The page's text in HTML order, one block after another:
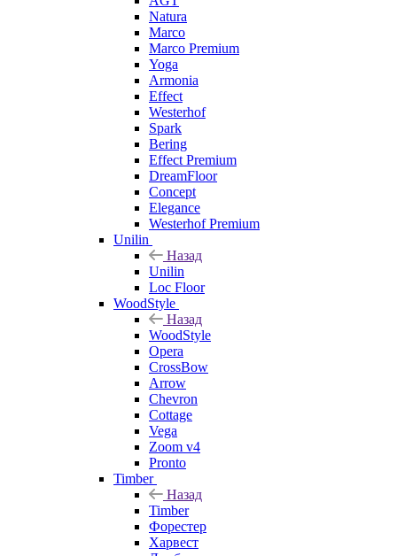
Natura
Marco
Marco Premium
Yoga
Armonia
Effect
Westerhof
Spark
Bering
Effect Premium
DreamFloor
Concept
Elegance
Westerhof Premium
Unilin
Назад
Unilin
Loc Floor
WoodStyle
Назад
WoodStyle
Opera
CrossBow
Arrow
Chevron
Cottage
Vega
Zoom v4
Pronto
Timber
Назад
Timber
Форестер
Харвест